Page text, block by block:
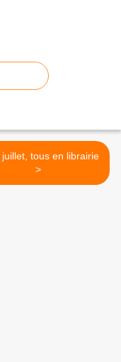
juillet, tous en librairie
>